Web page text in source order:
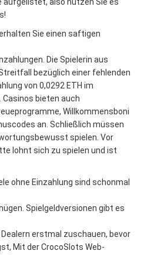
Sie einen saftigen
Die Spielerin aus
bezüglich einer fehlenden
von 0,0292 ETH im
Casinos bieten auch
Willkommensboni
an. Schließlich müssen
spielen. Vor
lohnt sich zu spielen und ist
ohne Einzahlung sind schonmal
Spielgeldversionen gibt es
erstmal zuschauen, bevor
Mit der CrocoSlots Web-